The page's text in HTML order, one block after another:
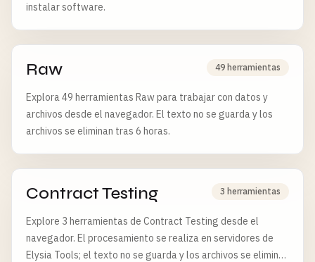
instalar software.
Raw 49 herramientas
Explora 49 herramientas Raw para trabajar con datos y
archivos desde el navegador. El texto no se guarda y los
archivos se eliminan tras 6 horas.
Contract Testing 3 herramientas
Explore 3 herramientas de Contract Testing desde el
navegador. El procesamiento se realiza en servidores de
Elysia Tools; el texto no se guarda y los archivos se eliminan